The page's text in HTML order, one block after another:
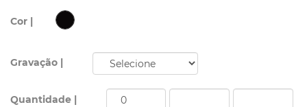
Cor |
Gravação |
Quantidade |